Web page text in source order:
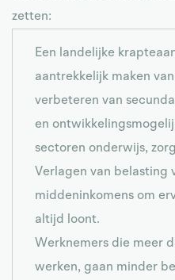
zetten:
Een landelijke
aantrekkelijk maken
verbeteren van
en
sectoren onderwijs,
Verlagen van belasting
middeninkomens om
altijd loont.
Werknemers die meer
werken, gaan minder